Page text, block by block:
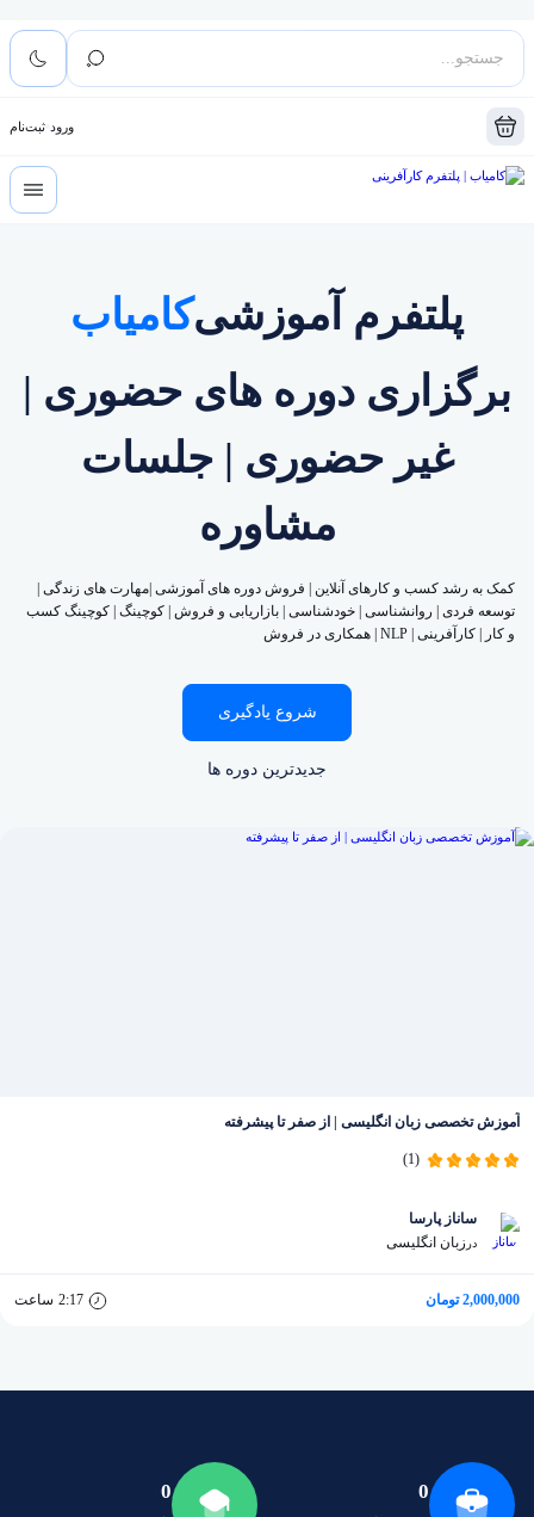
ورود ثبت‌نام
پلتفرم آموزشیکامیاب
برگزاری دوره های حضوری |
غیر حضوری | جلسات
مشاوره
کمک به رشد کسب و کارهای آنلاین | فروش دوره های آموزشی |مهارت های زندگی |
توسعه فردی | روانشناسی | خودشناسی | بازاریابی و فروش | کوچینگ | کوچینگ کسب
و کار | کارآفرینی | NLP | همکاری در فروش
شروع یادگیری
جدیدترین دوره ها
آموزش تخصصی زبان انگلیسی | از صفر تا پیشرفته
(1)
ساناز پارسا
در زبان انگلیسی
2,000,000 تومان 2:17 ساعت
0
0